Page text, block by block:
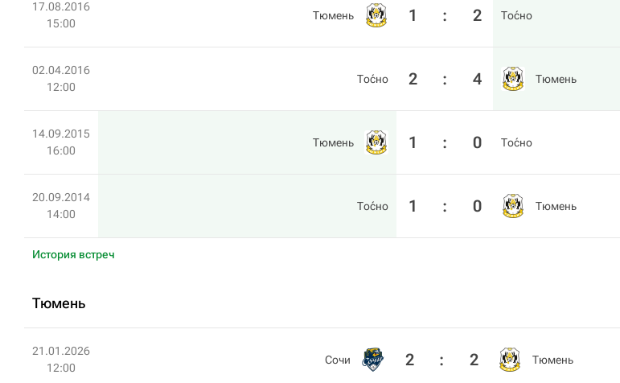
17.08.2016
15:00
Тюмень 1 : 2 То́сно
02.04.2016
12:00
То́сно 2 : 4 Тюмень
14.09.2015
16:00
Тюмень 1 : 0 То́сно
20.09.2014
14:00
То́сно 1 : 0 Тюмень
История встреч
Тюмень
21.01.2026
12:00
Сочи 2 : 2 Тюмень